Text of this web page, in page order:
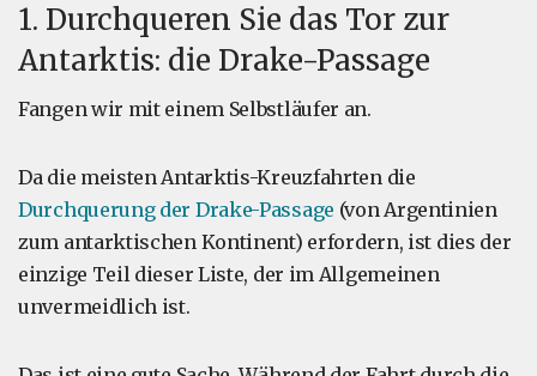
1. Durchqueren Sie das Tor zur
Antarktis: die Drake-Passage
Fangen wir mit einem Selbstläufer an.
Da die meisten Antarktis-Kreuzfahrten die
Durchquerung der Drake-Passage (von Argentinien
zum antarktischen Kontinent) erfordern, ist dies der
einzige Teil dieser Liste, der im Allgemeinen
unvermeidlich ist.